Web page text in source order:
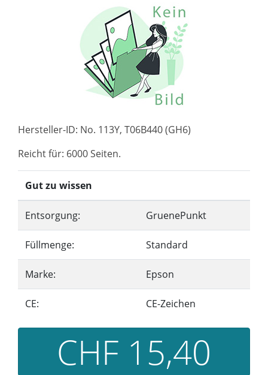
Hersteller-ID: No. 113Y, T06B440 (GH6)
Reicht für: 6000 Seiten.
Gut zu wissen
Entsorgung: GruenePunkt
Füllmenge: Standard
Marke: Epson
CE: CE-Zeichen
CHF 15,40